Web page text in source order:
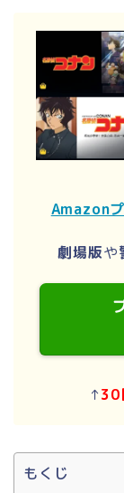
Amazon
劇場版や
↑30
もくじ